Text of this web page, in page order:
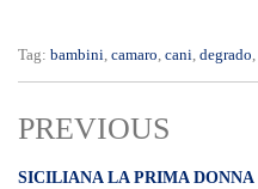
Tag: bambini, camaro, cani, degrado,
PREVIOUS
SICILIANA LA PRIMA DONNA